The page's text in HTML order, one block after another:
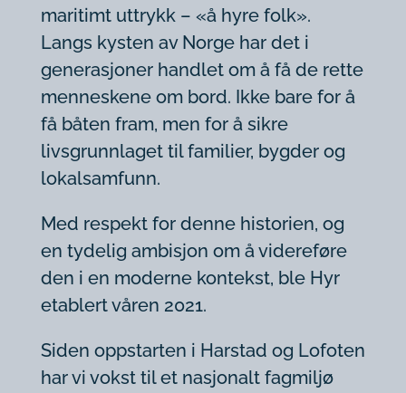
maritimt uttrykk – «å hyre folk».
Langs kysten av Norge har det i
generasjoner handlet om å få de rette
menneskene om bord. Ikke bare for å
få båten fram, men for å sikre
livsgrunnlaget til familier, bygder og
lokalsamfunn.
Med respekt for denne historien, og
en tydelig ambisjon om å videreføre
den i en moderne kontekst, ble Hyr
etablert våren 2021.
Siden oppstarten i Harstad og Lofoten
har vi vokst til et nasjonalt fagmiljø